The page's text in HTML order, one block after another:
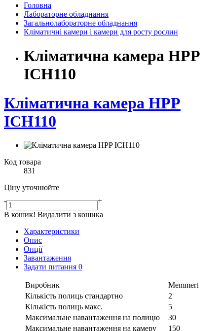
Головна
Лабораторне обладнання
Загальнолабораторне обладнання
Кліматичні камери і камери для росту рослин
Кліматична камера HPP
ICH110
Кліматична камера HPP
ICH110
Код товара
831
Ціну уточнюйте
-
+
В кошик! Видалити з кошика
Характеристики
Опис
Опції
Завантаження
Задати питання 0
Виробник
Memmert
Кількість полиць стандартно
2
Кількість полиць макс.
5
Максимальне навантаження на полицю
30
Максимальне навантаження на камеру
150